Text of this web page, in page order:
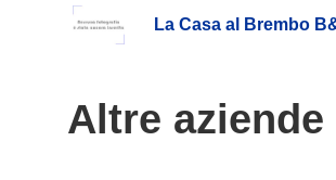
La Casa al Brembo
Altre